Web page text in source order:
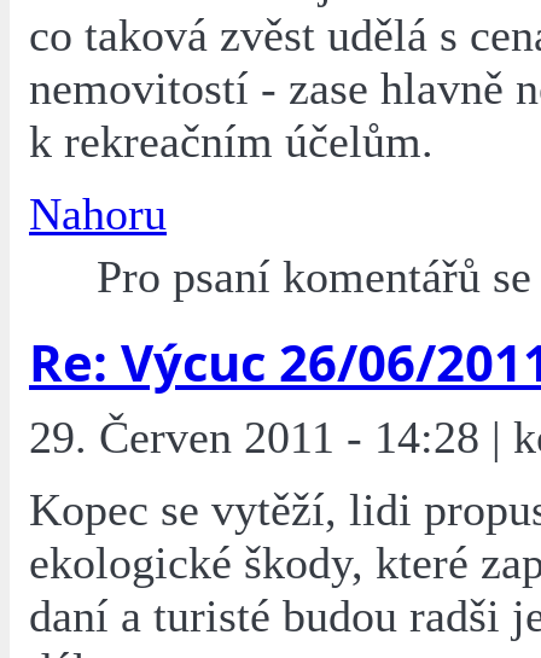
co taková zvěst udělá s
nemovitostí - zase hlavně
k rekreačním účelům.
Nahoru
Pro psaní komentářů
Re: Výcuc 26/06/
29. Červen 2011 - 14:28 |
Kopec se vytěží, lidi
ekologické škody, které
daní a turisté budou radši